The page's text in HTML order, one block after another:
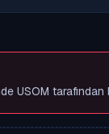
tarafından